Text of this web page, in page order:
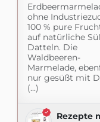
ohne
100 % pure
auf natürliche
Datteln. Die
Waldbeeren-
Marmelade,
nur gesüßt mit
(...)
Rezepte